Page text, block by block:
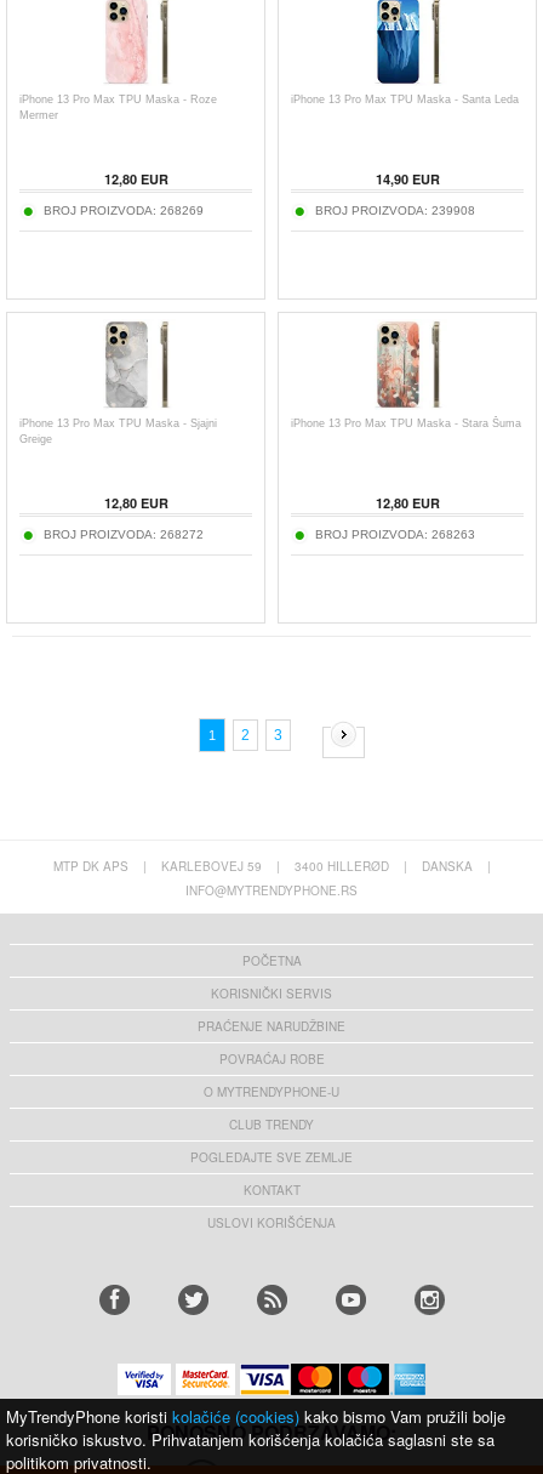
iPhone 13 Pro Max TPU Maska - Roze
Mermer
12,80EUR
BROJ PROIZVODA: 268269
iPhone 13 Pro Max TPU Maska - Santa Leda
14,90EUR
BROJ PROIZVODA: 239908
iPhone 13 Pro Max TPU Maska - Sjajni
Greige
12,80EUR
BROJ PROIZVODA: 268272
iPhone 13 Pro Max TPU Maska - Stara Šuma
12,80EUR
BROJ PROIZVODA: 268263
1 2 3
MTP DK APS | KARLEBOVEJ 59 | 3400 HILLERØD | DANSKA
|
INFO@MYTRENDYPHONE.RS
POČETNA
KORISNIČKI SERVIS
PRAĆENJE NARUDŽBINE
POVRAĆAJ ROBE
O MYTRENDYPHONE-U
CLUB TRENDY
POGLEDAJTE SVE ZEMLJE
KONTAKT
USLOVI KORIŠĆENJA
PONOSNO PODRŽAVAMO:
MyTrendyPhone koristi kolačiće (cookies) kako bismo Vam pružili bolje
korisničko iskustvo. Prihvatanjem korišćenja kolačića saglasni ste sa
politikom privatnosti.